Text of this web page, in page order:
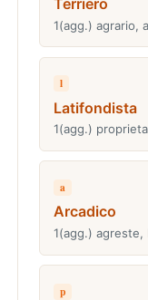
Terriero
1(agg.) agrario,
l
Latifondista
1(agg.)
a
Arcadico
1(agg.) agreste,
p